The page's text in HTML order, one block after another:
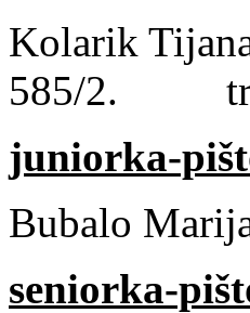
585/2.
juniorka-
Bubalo
seniorka-